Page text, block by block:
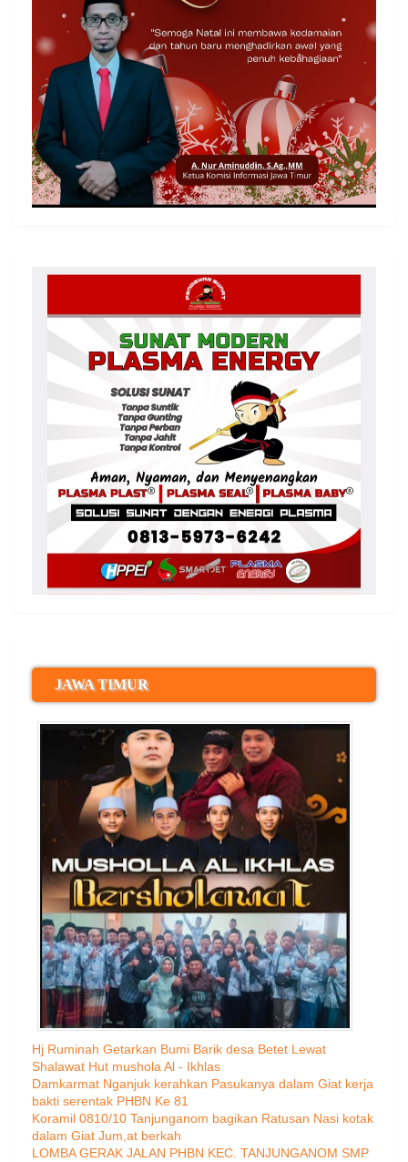
JAWA TIMUR
Hj Ruminah Getarkan Bumi Barik desa Betet Lewat
Shalawat Hut mushola Al - Ikhlas
Damkarmat Nganjuk kerahkan Pasukanya dalam Giat kerja
bakti serentak PHBN Ke 81
Koramil 0810/10 Tanjunganom bagikan Ratusan Nasi kotak
dalam Giat Jum,at berkah
LOMBA GERAK JALAN PHBN KEC. TANJUNGANOM SMP